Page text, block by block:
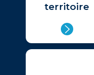
territoire